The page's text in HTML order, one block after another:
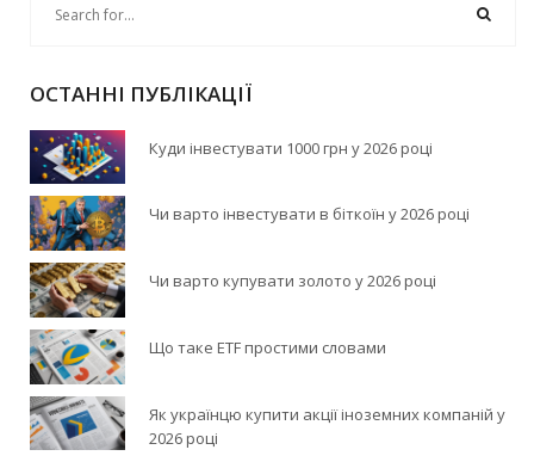
ОСТАННІ ПУБЛІКАЦІЇ
Куди інвестувати 1000 грн у 2026 році
Чи варто інвестувати в біткоїн у 2026 році
Чи варто купувати золото у 2026 році
Що таке ETF простими словами
Як українцю купити акції іноземних компаній у
2026 році